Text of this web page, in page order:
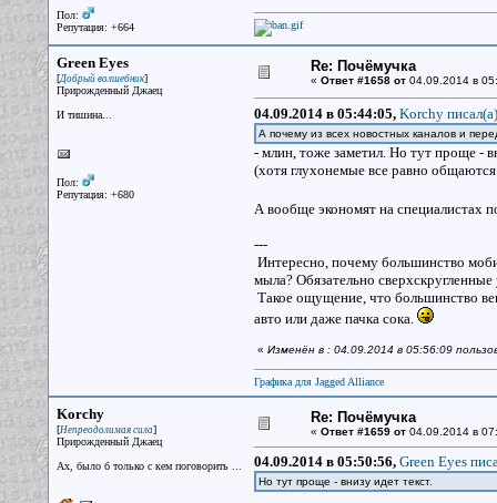
Пол:
Репутация: +664
Green Eyes
[Добрый волшебник]
Прирожденный Джаец
И тишина...
Пол:
Репутация: +680
Re: Почёмучка
« Ответ #1658 от04.09.2014 в
04.09.2014 в 05:44:05, Korchy писал(a)
А почему из всех новостных каналов и
- млин, тоже заметил. Но тут проще -
(хотя глухонемые все равно
А вообще экономят на специалистах
---
Интересно, почему большинство
мыла? Обязательно
Такое ощущение, что большинство
авто или даже пачка сока.
« Изменён в : 04.09.2014 в 05:56:09
Графика для Jagged Alliance
Korchy
[Непреодолимая сила]
Прирожденный Джаец
Ах, было б только с кем поговорить ...
Re: Почёмучка
« Ответ #1659 от04.09.2014 в
04.09.2014 в 05:50:56, Green Eyes
Но тут проще - внизу идет текст.